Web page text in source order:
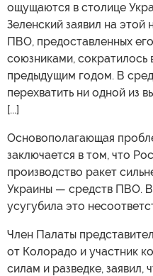
ощущаются в столице
Зеленский заявил на этой
ПВО, предоставленных
союзниками, сократилось
предыдущим годом. В
перехватить ни одной из
[...]
Основополагающая
заключается в том, что
производство ракет
Украины — средств ПВО.
усугубила это
Член Палаты
от Колорадо и участник
силам и разведке, заявил,